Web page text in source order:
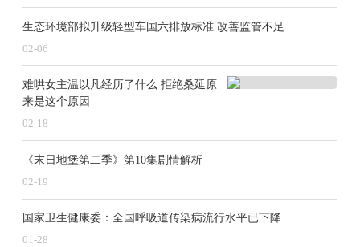
业技术进步、推动产业规范发展具有重要指导意义。
四是换电标准方面，换电作为电动汽车补能的创新技术
车辆换电电动汽车》（ISO / AWI TR 25656）标准，将
详细规定换电电动汽车的部件组成、换电部件功能性
电动汽车基本概念的普及，有利于换电电动汽车在全球
范围推广应用。
生态环境部拟升级轻型车国六排放标准 改善监管不足
02-06
难哄女主温以凡经历了什么 拒绝桑延原
来是这个原因
02-18
《末日地堡第二季》第10集剧情解析
02-19
国家卫生健康委：全国呼吸道传染病流行水平已下降
01-28